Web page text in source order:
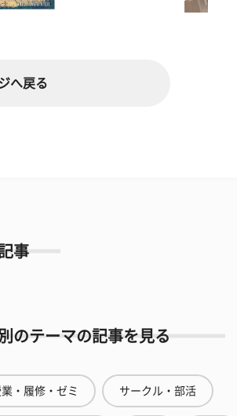
へ戻る
事
のテーマの記事を見る
・履修・ゼミ サークル・部活